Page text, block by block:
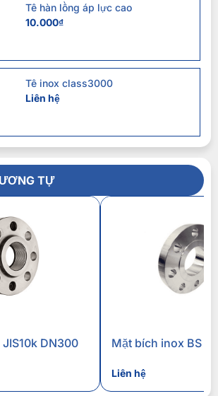
Tê hàn lồng áp lực cao
10.000₫
Tê inox class3000
Liên hệ
TỰ
Mặt bích inox JIS10k DN300 Mặt bích inox BS
Liên hệ